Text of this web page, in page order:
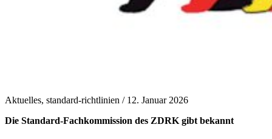
Aktuelles, standard-richtlinien / 12. Januar 2026
Die Standard-Fachkommission des ZDRK gibt bekannt